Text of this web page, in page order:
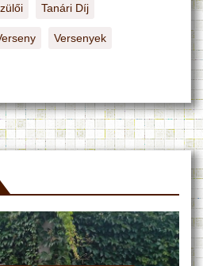
Tanári Díj
Versenyek